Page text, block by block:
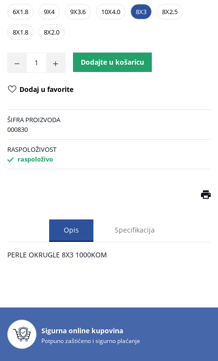
6X1.8 9X4 9X3.6 10X4.0 8X3 8X2.5
8X1.8 8X2.0
Dodajte u košaricu
Dodaj u favorite
ŠIFRA PROIZVODA
000830
RASPOLOŽIVOST
raspoloživo
Opis Specifikacija
PERLE OKRUGLE 8X3 1000KOM
Sigurna online kupovina
Potpuno zaštićeno i sigurno plaćanje